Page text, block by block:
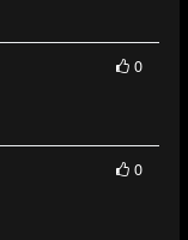
0
0